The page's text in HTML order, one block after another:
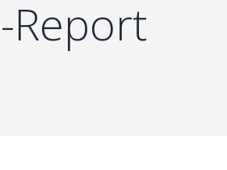
Report